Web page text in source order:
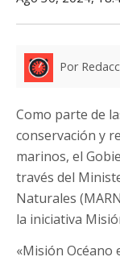
Por
Como parte de
conservación y
marinos, el
través del
Naturales
la iniciativa
«Misión Océano